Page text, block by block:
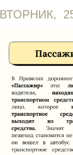
ВТОРНИК,